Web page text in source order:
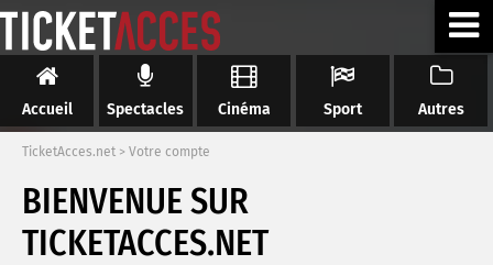
Accueil Spectacles Cinéma Sport Autres
TicketAcces.net > Votre compte
BIENVENUE SUR
TICKETACCES.NET